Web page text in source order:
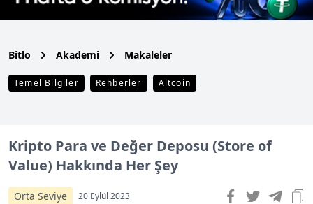
Bitlo Akademi Makaleler
Temel Bilgiler Rehberler Altcoin
Kripto Para ve Değer Deposu (Store of
Value) Hakkında Her Şey
Orta Seviye 20 Eylül 2023